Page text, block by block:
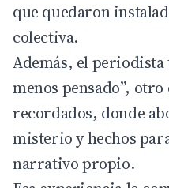
que quedaron
colectiva.
Además, el
menos pensado”,
recordados, donde
misterio y hechos
narrativo propio.